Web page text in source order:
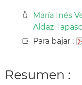
María Inés
Aldaz
Para bajar :
Resumen :